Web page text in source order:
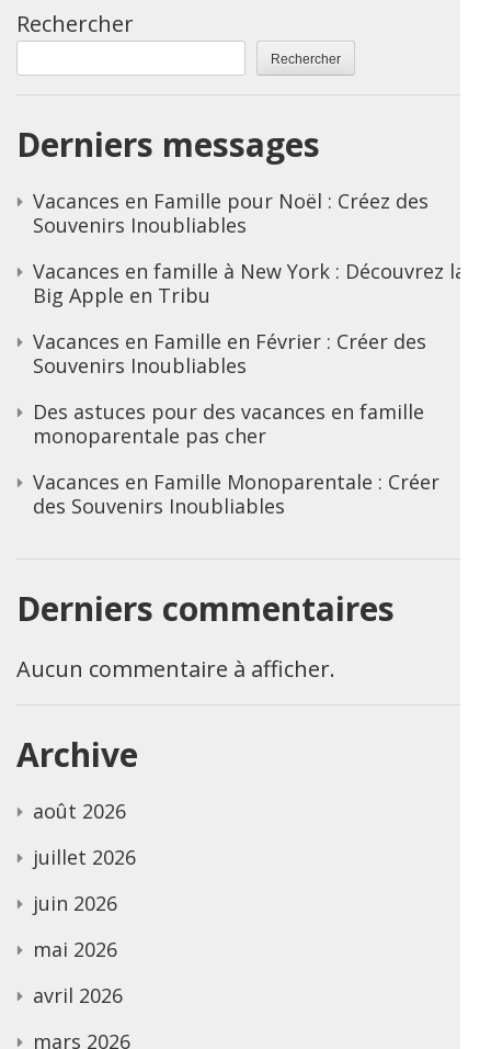
Rechercher
Rechercher
Derniers messages
Vacances en Famille pour Noël : Créez des
Souvenirs Inoubliables
Vacances en famille à New York : Découvrez la
Big Apple en Tribu
Vacances en Famille en Février : Créer des
Souvenirs Inoubliables
Des astuces pour des vacances en famille
monoparentale pas cher
Vacances en Famille Monoparentale : Créer
des Souvenirs Inoubliables
Derniers commentaires
Aucun commentaire à afficher.
Archive
août 2026
juillet 2026
juin 2026
mai 2026
avril 2026
mars 2026